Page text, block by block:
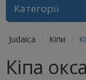
Категорії
Judaica Кіпи
Кіпа